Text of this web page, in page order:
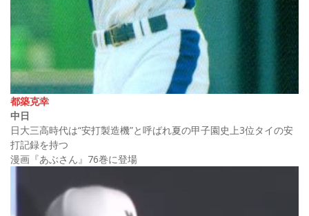
都築克幸
中日
日大三高時代は“安打製造機”と呼ばれ夏の甲子園史上3位タイの安
打記録を持つ
漫画『あぶさん』76巻に登場